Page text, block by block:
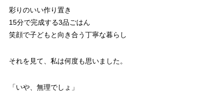
彩りのいい作り置き
15分で完成する3品ごはん
笑顔で子どもと向き合う丁寧な暮らし
それを見て、私は何度も思いました。
「いや、無理でしょ」